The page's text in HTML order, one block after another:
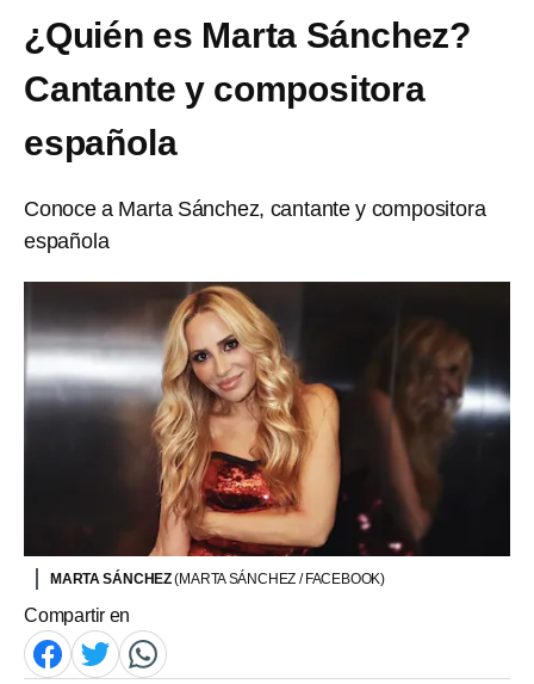
¿Quién es Marta Sánchez?
Cantante y compositora
española
Conoce a Marta Sánchez, cantante y compositora
española
MARTA SÁNCHEZ(MARTA SÁNCHEZ / FACEBOOK)
Compartir en